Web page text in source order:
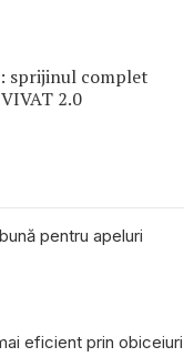
sprijinul complet
2.0
pentru apeluri
eficient prin obiceiuri